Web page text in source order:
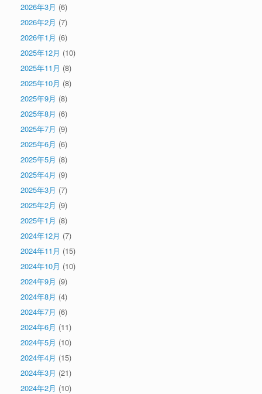
2026年3月 (6)
2026年2月 (7)
2026年1月 (6)
2025年12月 (10)
2025年11月 (8)
2025年10月 (8)
2025年9月 (8)
2025年8月 (6)
2025年7月 (9)
2025年6月 (6)
2025年5月 (8)
2025年4月 (9)
2025年3月 (7)
2025年2月 (9)
2025年1月 (8)
2024年12月 (7)
2024年11月 (15)
2024年10月 (10)
2024年9月 (9)
2024年8月 (4)
2024年7月 (6)
2024年6月 (11)
2024年5月 (10)
2024年4月 (15)
2024年3月 (21)
2024年2月 (10)